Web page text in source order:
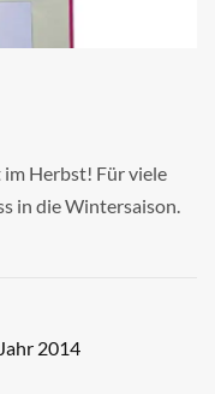
Herbst! Für viele
in die Wintersaison.
2014